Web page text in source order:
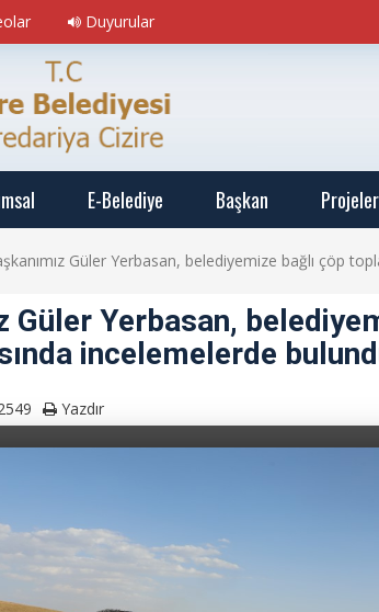
Duyurular
E-Belediye Başkan Projeler
Güler Yerbasan, belediyemize bağlı çöp
Güler Yerbasan,
incelemelerde
Yazdır